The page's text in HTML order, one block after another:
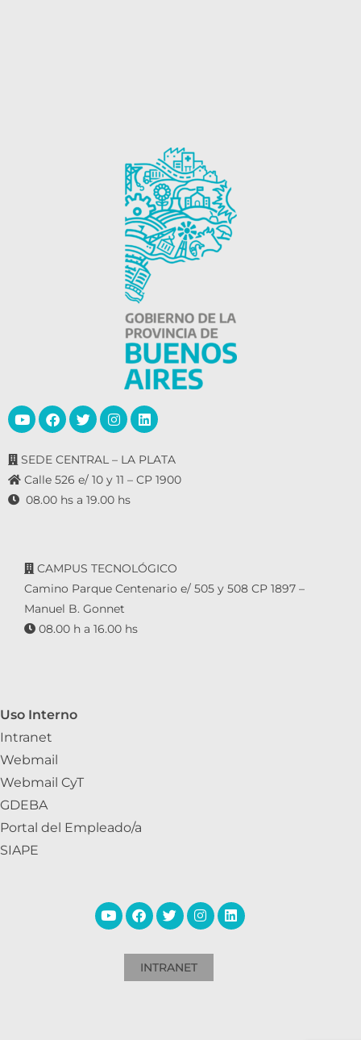
SEDE CENTRAL – LA PLATA
Calle 526 e/ 10 y 11 – CP 1900
08.00 hs a 19.00 hs
CAMPUS TECNOLÓGICO
Camino Parque Centenario e/ 505 y 508 CP 1897 –
Manuel B. Gonnet
08.00 h a 16.00 hs
Uso Interno
Intranet
Webmail
Webmail CyT
GDEBA
Portal del Empleado/a
SIAPE
INTRANET